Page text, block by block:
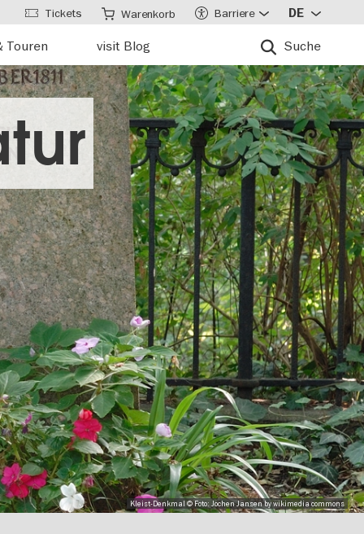
Touren visit Blog Suche
Tickets Warenkorb Barriere DE
Kleist-Denkmal © Foto: Jochen Jansen by wikimedia commons